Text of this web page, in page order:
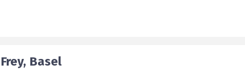
Frey, Basel